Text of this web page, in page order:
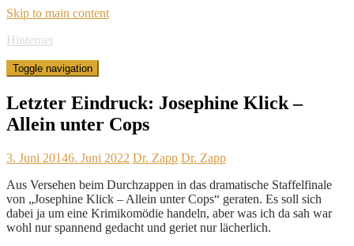
Skip to main content
Hinternet
Toggle navigation
Letzter Eindruck: Josephine Klick –
Allein unter Cops
3. Juni 20146. Juni 2022 Dr. Zapp Dr. Zapp
Aus Versehen beim Durchzappen in das dramatische Staffelfinale
von „Josephine Klick – Allein unter Cops“ geraten. Es soll sich
dabei ja um eine Krimikomödie handeln, aber was ich da sah war
wohl nur spannend gedacht und geriet nur lächerlich.